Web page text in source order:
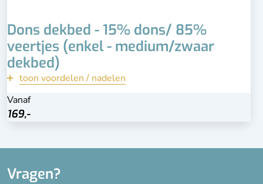
Dons dekbed - 15% dons/ 85%
veertjes (enkel - medium/zwaar
dekbed)
toon voordelen / nadelen
Vanaf
169,-
Bekijk
Vragen?